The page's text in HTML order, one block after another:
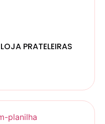
PRATELEIRAS